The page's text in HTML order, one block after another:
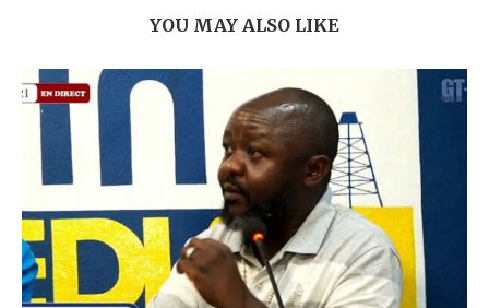
YOU MAY ALSO LIKE